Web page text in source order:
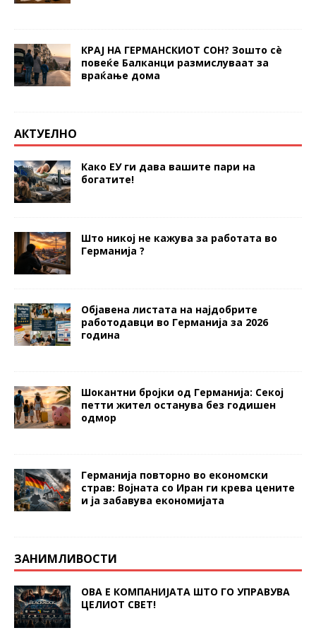
КРАЈ НА ГЕРМАНСКИОТ СОН? Зошто сè
повеќе Балканци размислуваат за
враќање дома
АКТУЕЛНО
Како ЕУ ги дава вашите пари на
богатите!
Што никој не кажува за работата во
Германија ?
Објавена листата на најдобрите
работодавци во Германија за 2026
година
Шокантни бројки од Германија: Секој
петти жител останува без годишен
одмор
Германија повторно во економски
страв: Војната со Иран ги крева цените
и ја забавува економијата
ЗАНИМЛИВОСТИ
ОВА Е КОМПАНИЈАТА ШТО ГО УПРАВУВА
ЦЕЛИОТ СВЕТ!